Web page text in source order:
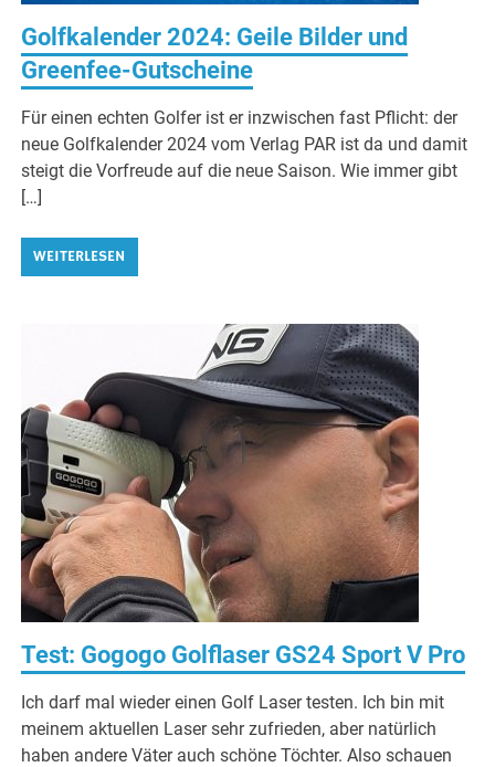
Golfkalender 2024: Geile Bilder und
Greenfee-Gutscheine
Für einen echten Golfer ist er inzwischen fast Pflicht: der
neue Golfkalender 2024 vom Verlag PAR ist da und damit
steigt die Vorfreude auf die neue Saison. Wie immer gibt
[…]
WEITERLESEN
Test: Gogogo Golflaser GS24 Sport V Pro
Ich darf mal wieder einen Golf Laser testen. Ich bin mit
meinem aktuellen Laser sehr zufrieden, aber natürlich
haben andere Väter auch schöne Töchter. Also schauen